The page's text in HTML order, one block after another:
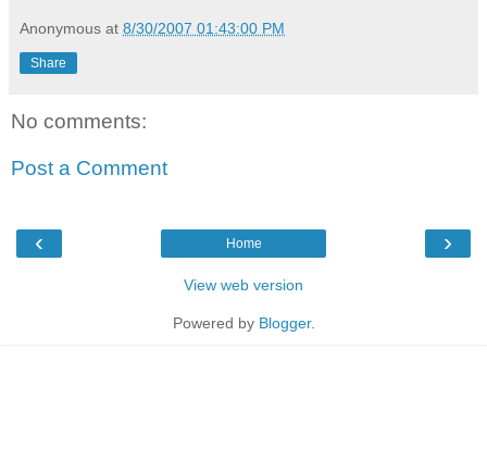
Anonymous at 8/30/2007 01:43:00 PM
Share
No comments:
Post a Comment
‹ ›
Home
View web version
Powered by Blogger.